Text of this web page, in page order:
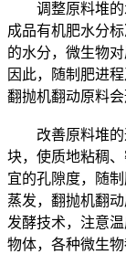
调整原料堆的水
成品有机肥水分
的水分，微生物
因此，随制肥进
翻抛机翻动原料会
改善原料堆的
块，使质地粘稠
宜的孔隙度，随
蒸发，翻抛机翻
发酵技术，注意
物体，各种微生